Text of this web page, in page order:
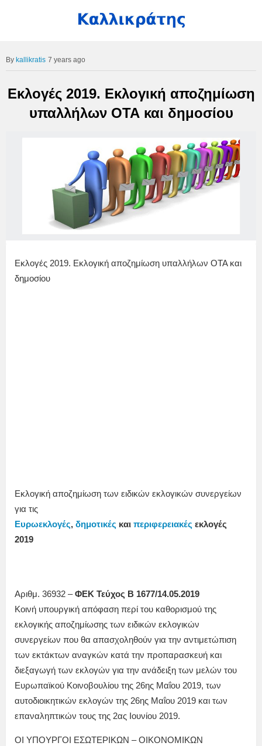
kallikratis 7 years ago
Εκλογές 2019. Εκλογική αποζημίωση
υπαλλήλων ΟΤΑ και δημοσίου
Εκλογές 2019. Εκλογική αποζημίωση υπαλλήλων ΟΤΑ και
δημοσίου
Εκλογική αποζημίωση των ειδικών εκλογικών συνεργείων
για τις
Ευρωεκλογές, δημοτικές και περιφερειακές εκλογές
2019
Αριθμ. 36932 –ΦΕΚ Τεύχος B 1677/14.05.2019
Κοινή υπουργική απόφαση περί του καθορισμού της
εκλογικής αποζημίωσης των ειδικών εκλογικών
συνεργείων που θα απασχοληθούν για την αντιμετώπιση
των εκτάκτων αναγκών κατά την προπαρασκευή και
διεξαγωγή των εκλογών για την ανάδειξη των μελών του
Ευρωπαϊκού Κοινοβουλίου της 26ης Μαΐου 2019, των
αυτοδιοικητικών εκλογών της 26ης Μαΐου 2019 και των
επαναληπτικών τους της 2ας Ιουνίου 2019.
ΟΙ ΥΠΟΥΡΓΟΙ ΕΣΩΤΕΡΙΚΩΝ – ΟΙΚΟΝΟΜΙΚΩΝ